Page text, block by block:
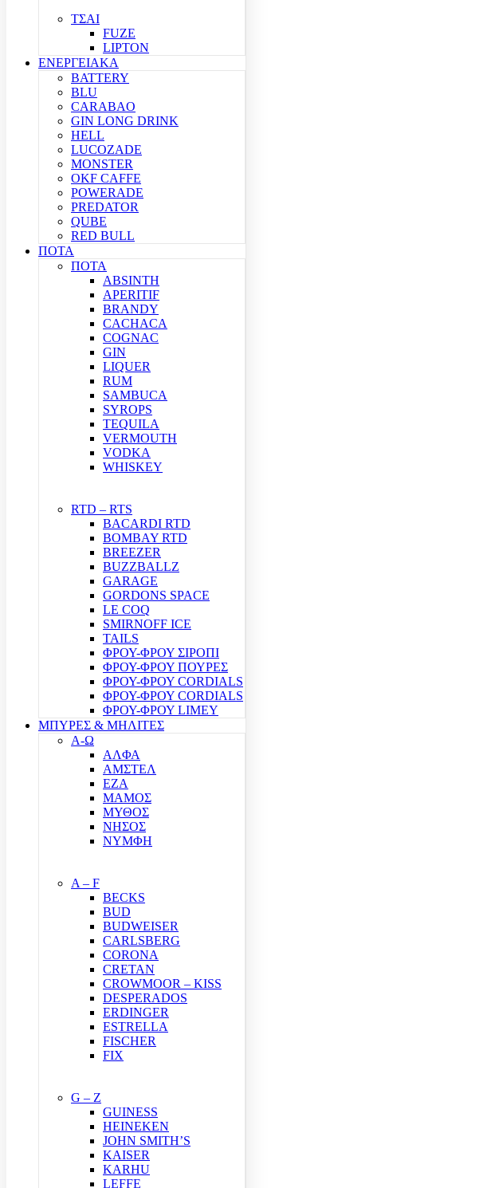
ΤΣΑΙ
FUZE
LIPTON
ΕΝΕΡΓΕΙΑΚΑ
BATTERY
BLU
CARABAO
GIN LONG DRINK
HELL
LUCOZADE
MONSTER
OKF CAFFE
POWERADE
PREDATOR
QUBE
RED BULL
ΠΟΤΑ
ΠΟΤΑ
ABSINTH
APERITIF
BRANDY
CACHACA
COGNAC
GIN
LIQUER
RUM
SAMBUCA
SYROPS
TEQUILA
VERMOUTH
VODKA
WHISKEY
RTD – RTS
BACARDI RTD
BOMBAY RTD
BREEZER
BUZZBALLZ
GARAGE
GORDONS SPACE
LE COQ
SMIRNOFF ICE
TAILS
ΦΡΟΥ-ΦΡΟΥ ΣΙΡΟΠΙ
ΦΡΟΥ-ΦΡΟΥ ΠΟΥΡΕΣ
ΦΡΟΥ-ΦΡΟΥ CORDIALS
ΦΡΟΥ-ΦΡΟΥ CORDIALS
ΦΡΟΥ-ΦΡΟΥ LIMEY
ΜΠΥΡΕΣ & ΜΗΛΙΤΕΣ
Α-Ω
ΑΛΦΑ
ΑΜΣΤΕΛ
ΕΖΑ
ΜΑΜΟΣ
ΜΥΘΟΣ
ΝΗΣΟΣ
ΝΥΜΦΗ
A – F
BECKS
BUD
BUDWEISER
CARLSBERG
CORONA
CRETAN
CROWMOOR – KISS
DESPERADOS
ERDINGER
ESTRELLA
FISCHER
FIX
G – Z
GUINESS
HEINEKEN
JOHN SMITH’S
KAISER
KARHU
LEFFE